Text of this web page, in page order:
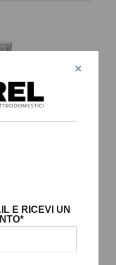
CON DISPLAY
E RICEVI UN